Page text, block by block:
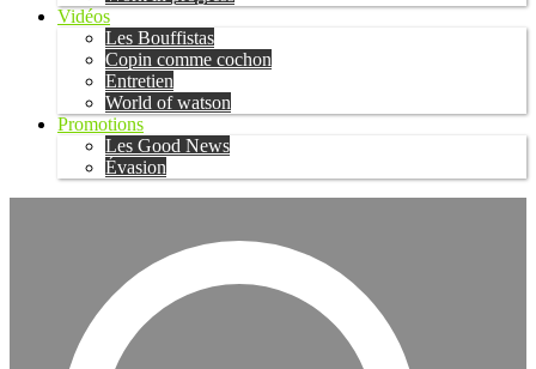
Vidéos
Les Bouffistas
Copin comme cochon
Entretien
World of watson
Promotions
Les Good News
Évasion